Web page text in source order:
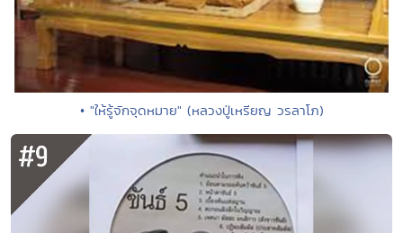
• "ให้รู้จักจุดหมาย" (หลวงปู่เหรียญ วรลาโภ)